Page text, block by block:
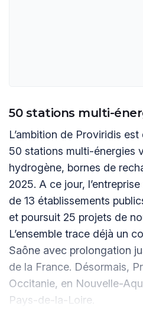
50 stations multi-
L’ambition de Proviridis
50 stations multi-énergies
hydrogène, bornes de
2025. A ce jour,
de 13 établissements
et poursuit 25 projets de
L’ensemble trace déjà un
Saône avec prolongation
de la France. Désormais,
Occitanie, en Nouvelle-
Pays-de-la-Loire.